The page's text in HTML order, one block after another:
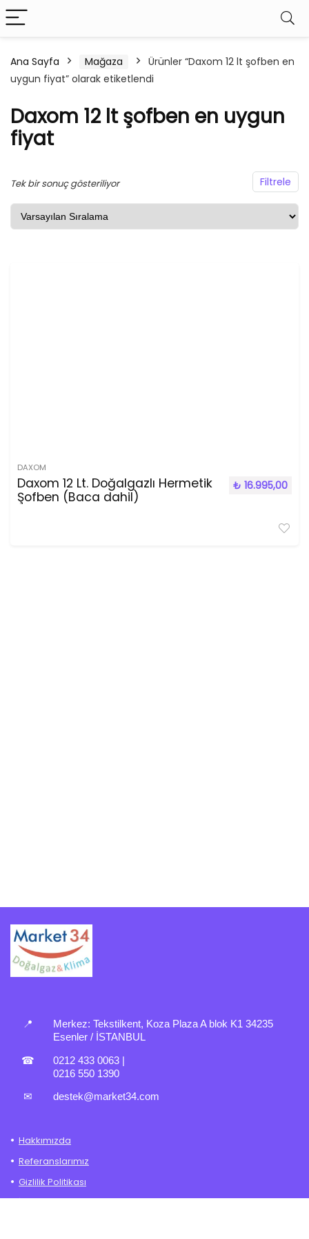
Ana Sayfa Mağaza
Ürünler “Daxom 12 lt şofben en
uygun fiyat” olarak etiketlendi
Daxom 12 lt şofben en uygun
fiyat
Filtrele
Tek bir sonuç gösteriliyor
DAXOM
Daxom 12 Lt. Doğalgazlı Hermetik
Şofben (Baca dahil)
₺ 16.995,00
📍 Merkez: Tekstilkent, Koza Plaza A blok K1 34235
Esenler / İSTANBUL
☎ 0212 433 0063
0216 550 1390
✉ destek@market34.com
Hakkımızda
Referanslarımız
Gizlilik Politikası